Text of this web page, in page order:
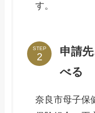
す。
STEP
申請
べる
奈良市母子保